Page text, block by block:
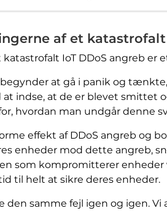
af et katastrofalt
IoT DDoS angreb er
at gå i panik og
indse, at de er blevet smittet
hvordan man undgår denne
effekt af DDoS angreb og
enheder mod dette angreb,
som kompromitterer
til helt at sikre deres enheder.
samme fejl igen og igen.